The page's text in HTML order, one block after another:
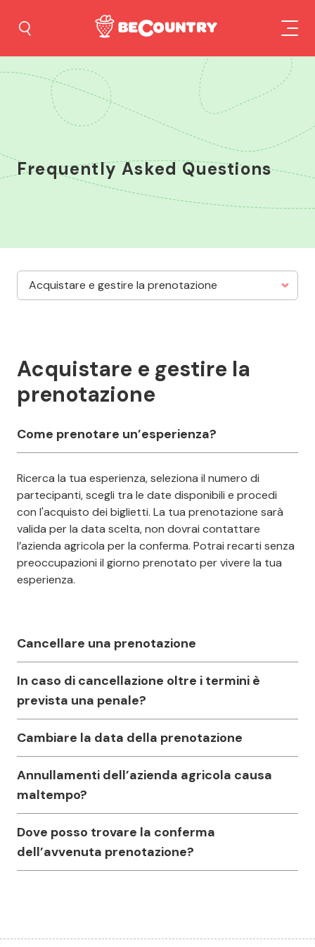
Frequently Asked Questions
Acquistare e gestire la
prenotazione
Come prenotare un’esperienza?
Ricerca la tua esperienza, seleziona il numero di
partecipanti, scegli tra le date disponibili e procedi
con l'acquisto dei biglietti. La tua prenotazione sarà
valida per la data scelta, non dovrai contattare
l’azienda agricola per la conferma. Potrai recarti senza
preoccupazioni il giorno prenotato per vivere la tua
esperienza.
Cancellare una prenotazione
In caso di cancellazione oltre i termini è
prevista una penale?
Cambiare la data della prenotazione
Annullamenti dell’azienda agricola causa
maltempo?
Dove posso trovare la conferma
dell’avvenuta prenotazione?